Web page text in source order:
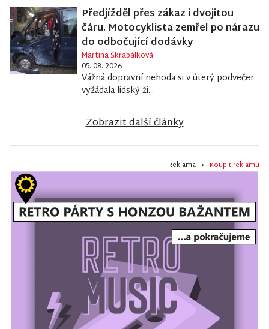
Předjížděl přes zákaz i dvojitou
čáru. Motocyklista zemřel po nárazu
do odbočující dodávky
Martina Škrabálková
05. 08. 2026
Vážná dopravní nehoda si v úterý podvečer
vyžádala lidský ži...
Zobrazit další články
Reklama • Koupit reklamu